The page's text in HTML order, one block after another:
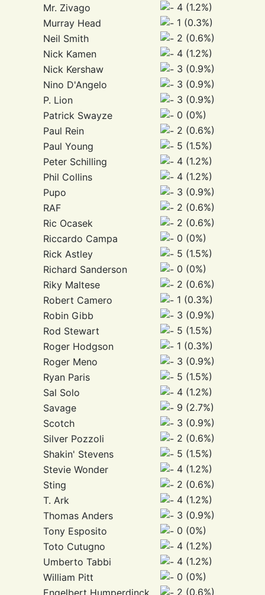
Mr. Zivago
4 (1.2%)
Murray Head
1 (0.3%)
Neil Smith
2 (0.6%)
Nick Kamen
4 (1.2%)
Nick Kershaw
3 (0.9%)
Nino D'Angelo
3 (0.9%)
P. Lion
3 (0.9%)
Patrick Swayze
0 (0%)
Paul Rein
2 (0.6%)
Paul Young
5 (1.5%)
Peter Schilling
4 (1.2%)
Phil Collins
4 (1.2%)
Pupo
3 (0.9%)
RAF
2 (0.6%)
Ric Ocasek
2 (0.6%)
Riccardo Campa
0 (0%)
Rick Astley
5 (1.5%)
Richard Sanderson
0 (0%)
Riky Maltese
2 (0.6%)
Robert Camero
1 (0.3%)
Robin Gibb
3 (0.9%)
Rod Stewart
5 (1.5%)
Roger Hodgson
1 (0.3%)
Roger Meno
3 (0.9%)
Ryan Paris
5 (1.5%)
Sal Solo
4 (1.2%)
Savage
9 (2.7%)
Scotch
3 (0.9%)
Silver Pozzoli
2 (0.6%)
Shakin' Stevens
5 (1.5%)
Stevie Wonder
4 (1.2%)
Sting
2 (0.6%)
T. Ark
4 (1.2%)
Thomas Anders
3 (0.9%)
Tony Esposito
0 (0%)
Toto Cutugno
4 (1.2%)
Umberto Tabbi
4 (1.2%)
William Pitt
0 (0%)
Engelbert Humperdinck
2 (0.6%)